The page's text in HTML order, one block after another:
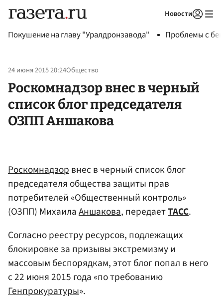
Новости
Покушение на главу "Уралдронзавода" Проблемы с
24 июня 2015 20:24Общество
Роскомнадзор внес в черный
список блог председателя
ОЗПП Аншакова
Роскомнадзорвнес в черный список блог
председателя общества защиты прав
потребителей «Общественный контроль»
(ОЗПП) МихаилаАншакова, передаетТАСС.
Согласно реестру ресурсов, подлежащих
блокировке за призывы экстремизму и
массовым беспорядкам, этот блог попал в него
с 22 июня 2015 года «по требованию
Генпрокуратуры».